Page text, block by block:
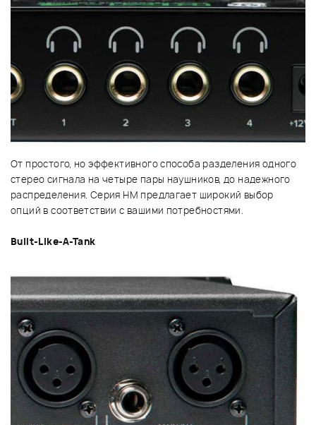
От простого, но эффективного способа разделения одного
стерео сигнала на четыре пары наушников, до надежного
распределения. Серия HM предлагает широкий выбор
опций в соответствии с вашими потребностями.
Built-Like-A-Tank